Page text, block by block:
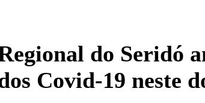
do Seridó
Covid-19 neste